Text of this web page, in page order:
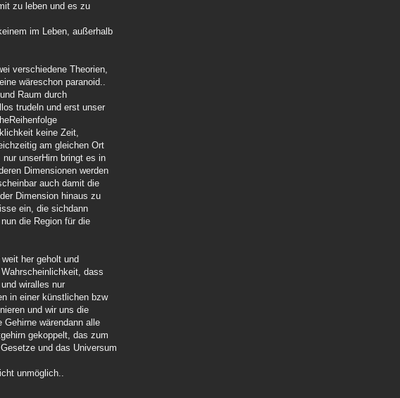
zu leben und es zu
im Leben, außerhalb
verschiedene Theorien,
wäreschon paranoid..
Raum durch
trudeln und erst unser
keine Zeit,
am gleichen Ort
unserHirn bringt es in
Dimensionen werden
auch damit die
Dimension hinaus zu
ein, die sichdann
die Region für die
her geholt und
dass
wiralles nur
in einer künstlichen bzw
und wir uns die
wärendann alle
gekoppelt, das zum
und das Universum
unmöglich..